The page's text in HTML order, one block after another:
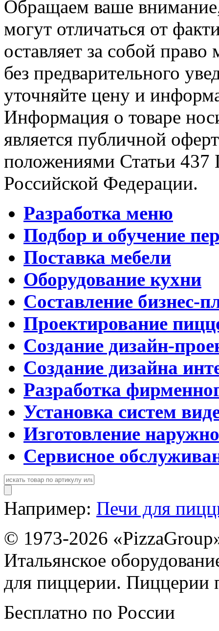
Обращаем ваше
могут отличаться от
оставляет за собой право
без предварительного
уточняйте цену и
Информация о товаре
является публичной
положениями Статьи 437
Российской Федерации.
Разработка меню
Подбор и обучение
Поставка мебели
Оборудование кухни
Составление бизнес-
Проектирование
Создание дизайн-
Создание дизайна
Разработка
Установка систем
Изготовление
Сервисное
Например: Печи для
© 1973-2026
Итальянское
для пиццерии. Пиццерии
Бесплатно по России